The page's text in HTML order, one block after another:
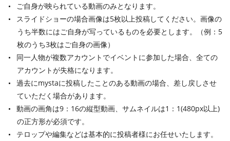
ご自身が映られている動画のみとなります。
スライドショーの場合画像は5枚以上投稿してください。画像の
うち半数にはご自身が写っているものを必要とします。（例：5
枚のうち3枚はご自身の画像）
同一人物が複数アカウントでイベントに参加した場合、全ての
アカウントが失格になります。
過去にmystaに投稿したことのある動画の場合、差し戻しさせ
ていただく場合があります。
動画の画角は9：16の縦型動画、サムネイルは1：1(480px以上)
の正方形が必須です。
テロップや編集などは基本的に投稿者様にお任せいたします。